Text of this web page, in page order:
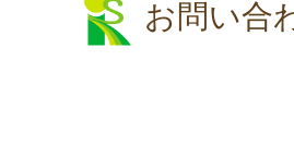
お問い合